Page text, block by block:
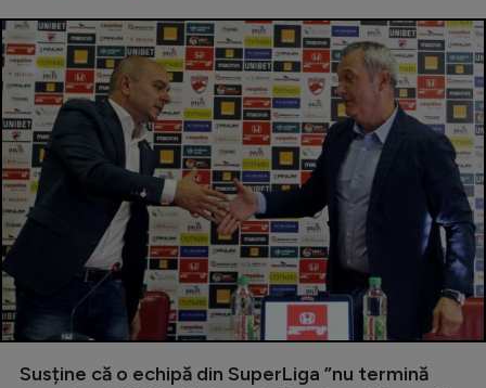
Starurile fotbalului
EURO 2024
Stranieri
Clasamente
Tenis
Handbal
Susține că o echipă din SuperLiga ”nu termină